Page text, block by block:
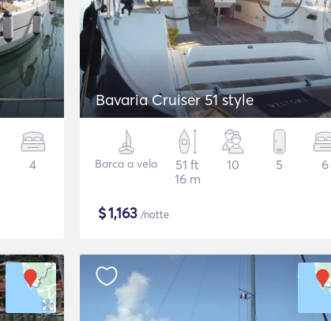
4
Bavaria Cruiser 51 style
Barca a vela
51 ft
16 m
10 5 6
$1,163 /notte